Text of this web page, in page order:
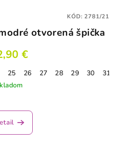
otvorená špička
€
25 26 27 28 29 30
31
hodnotenie
produktu
KÓD:2781/21